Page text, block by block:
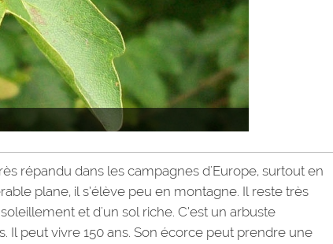
répandu dans les campagnes d'Europe, surtout en
plane, il s’élève peu en montagne. Il reste très
et d'un sol riche. C’est un arbuste
Il peut vivre 150 ans. Son écorce peut prendre une